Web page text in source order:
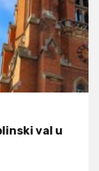
val u